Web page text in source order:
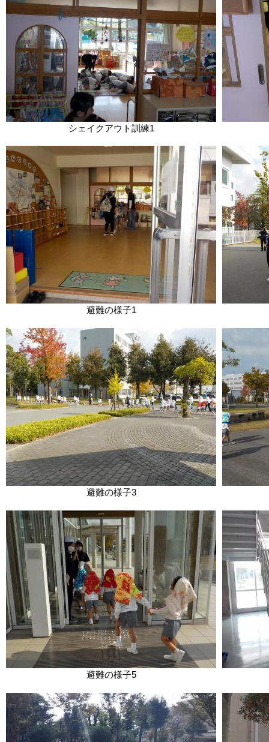
シェイクアウト訓練1
避難の様子1
避難の様子3
避難の様子5